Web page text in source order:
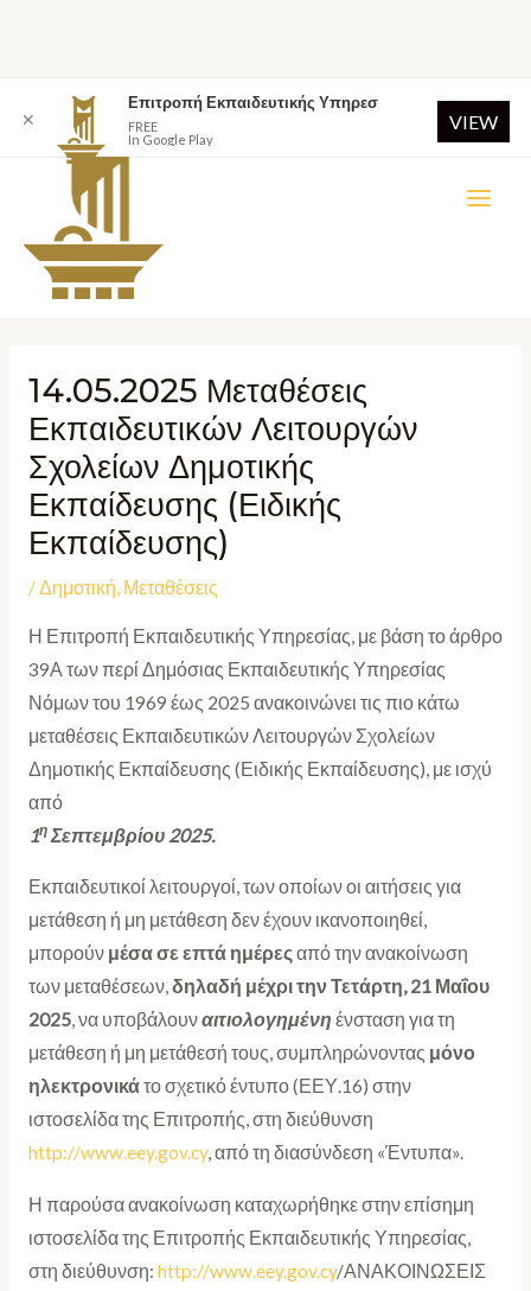
14.05.2025 Μεταθέσεις
Εκπαιδευτικών Λειτουργών
Σχολείων Δημοτικής
Εκπαίδευσης (Ειδικής
Εκπαίδευσης)
/Δημοτική, Μεταθέσεις
Η Επιτροπή Εκπαιδευτικής Υπηρεσίας, με βάση το άρθρο
39Α των περί Δημόσιας Εκπαιδευτικής Υπηρεσίας
Νόμων του 1969 έως 2025 ανακοινώνει τις πιο κάτω
μεταθέσεις Εκπαιδευτικών Λειτουργών Σχολείων
Δημοτικής Εκπαίδευσης (Ειδικής Εκπαίδευσης), με ισχύ
από
1η Σεπτεμβρίου 2025.
Εκπαιδευτικοί λειτουργοί, των οποίων οι αιτήσεις για
μετάθεση ή μη μετάθεση δεν έχουν ικανοποιηθεί,
μπορούν μέσα σε επτά ημέρεςαπό την ανακοίνωση
των μεταθέσεων,δηλαδή μέχρι την Τετάρτη, 21 Μαΐου
2025, να υποβάλουναιτιολογημένη ένσταση για τη
μετάθεση ή μη μετάθεσή τους, συμπληρώνοντας μόνο
ηλεκτρονικάτο σχετικό έντυπο (ΕΕΥ.16) στην
ιστοσελίδα της Επιτροπής, στη διεύθυνση
http://www.eey.gov.cy, από τη διασύνδεση «Έντυπα».
Η παρούσα ανακοίνωση καταχωρήθηκε στην επίσημη
ιστοσελίδα της Επιτροπής Εκπαιδευτικής Υπηρεσίας,
στη διεύθυνση: http://www.eey.gov.cy/ΑΝΑΚΟΙΝΩΣΕΙΣ
✕
Επιτροπή Εκπαιδευτικής Υπηρεσ
FREE
In Google Play
VIEW